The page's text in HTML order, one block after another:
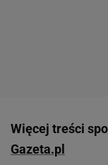
Więcej treści
Gazeta.pl